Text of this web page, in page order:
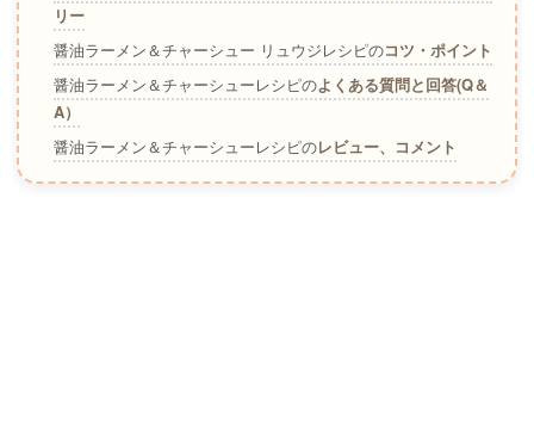
リー
醤油ラーメン＆チャーシュー リュウジレシピのコツ・ポイント
醤油ラーメン＆チャーシューレシピのよくある質問と回答(Q＆
A）
醤油ラーメン＆チャーシューレシピのレビュー、コメント